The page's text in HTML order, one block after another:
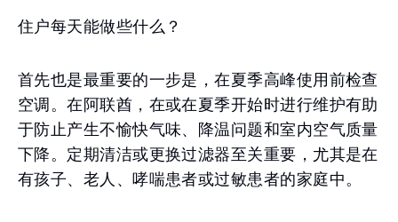
住户每天能做些什么？
首先也是最重要的一步是，在夏季高峰使用前检查
空调。在阿联酋，在或在夏季开始时进行维护有助
于防止产生不愉快气味、降温问题和室内空气质量
下降。定期清洁或更换过滤器至关重要，尤其是在
有孩子、老人、哮喘患者或过敏患者的家庭中。